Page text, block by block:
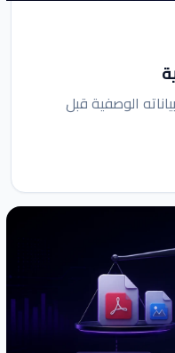
الوصفية قبل